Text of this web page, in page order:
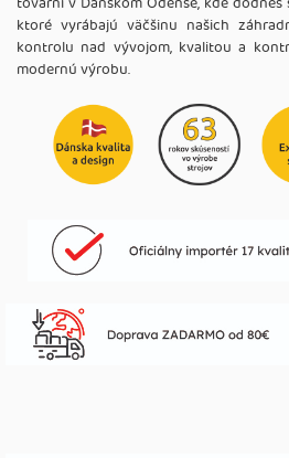
ktoré vyrábajú väčšinu našich
kontrolu nad vývojom, kvalitou a
modernú výrobu.